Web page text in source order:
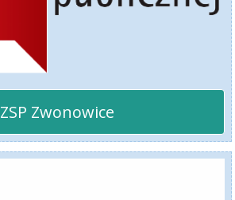
ZSP Zwonowice